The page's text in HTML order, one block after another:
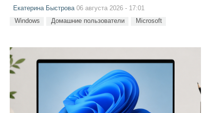
Екатерина Быстрова06 августа 2026 - 17:01
Windows Домашние пользователи Microsoft